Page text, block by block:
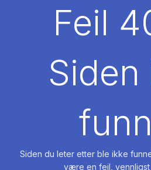
Feil
Siden
Siden du leter etter ble ikke
være en feil, vennligst